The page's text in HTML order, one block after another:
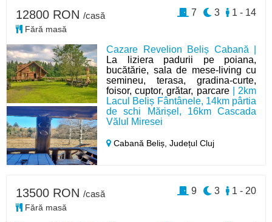
Cazare Revelion Beliș Cabană |
La liziera padurii pe poiana,
bucătărie, sala de mese-living cu
semineu, terasa, gradina-curte,
foisor, cuptor, grătar, parcare| 2km
Lacul Beliș Fântânele, 14km pârtia
de schi Mărișel, 16km Cascada
Vălul Miresei
Cabană Beliș,Județul Cluj
12800 RON /casă
Fără masă
1 - 14
3
7
13500 RON /casă
Fără masă
1 - 20
3
9